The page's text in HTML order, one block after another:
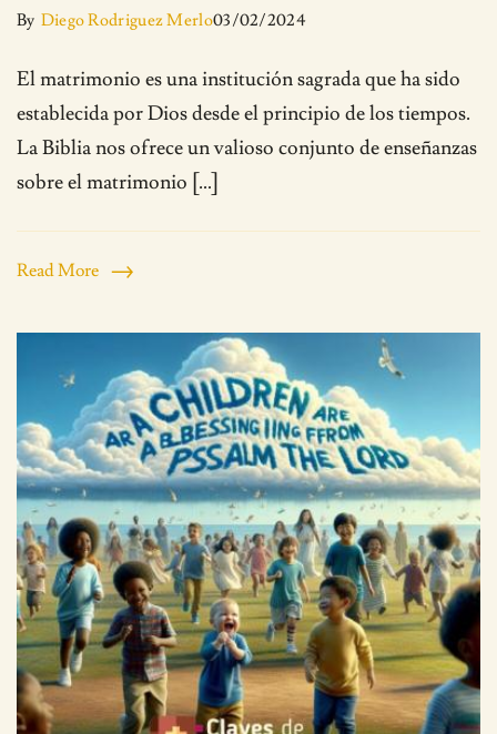
By Diego Rodriguez Merlo03/02/2024
El matrimonio es una institución sagrada que ha sido
establecida por Dios desde el principio de los tiempos.
La Biblia nos ofrece un valioso conjunto de enseñanzas
sobre el matrimonio […]
Read More